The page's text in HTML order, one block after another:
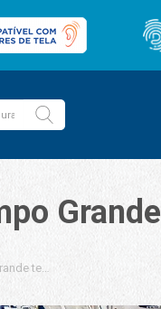
tem interdição noturna